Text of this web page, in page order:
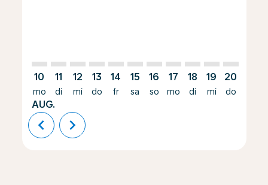
10
mo
AUG.
11
di
12
mi
13
do
14
fr
15
sa
16
so
17
mo
18
di
19
mi
20
do
chevron_left chevron_right